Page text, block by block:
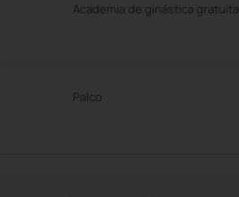
Academia de ginástica gratuita
Palco